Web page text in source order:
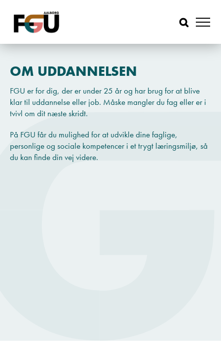
OM UDDANNELSEN
FGU er for dig, der er under 25 år og har brug for at blive
klar til uddannelse eller job. Måske mangler du fag eller er i
tvivl om dit næste skridt.
På FGU får du mulighed for at udvikle dine faglige,
personlige og sociale kompetencer i et trygt læringsmiljø, så
du kan finde din vej videre.